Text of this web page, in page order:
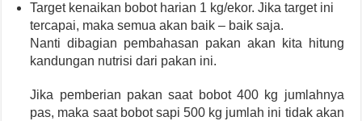
Target kenaikan bobot harian 1 kg/ekor. Jika target ini
tercapai, maka semua akan baik – baik saja.
Nanti dibagian pembahasan pakan akan kita hitung
kandungan nutrisi dari pakan ini.
Jika pemberian pakan saat bobot 400 kg jumlahnya
pas, maka saat bobot sapi 500 kg jumlah ini tidak akan